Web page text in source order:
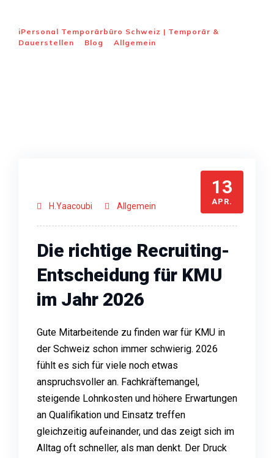
iPersonal Temporärbüro Schweiz | Temporär &
Dauerstellen
Blog Allgemein
13
APR.
H.Yaacoubi Allgemein
Die richtige Recruiting-
Entscheidung für KMU
im Jahr 2026
Gute Mitarbeitende zu finden war für KMU in
der Schweiz schon immer schwierig. 2026
fühlt es sich für viele noch etwas
anspruchsvoller an. Fachkräftemangel,
steigende Lohnkosten und höhere Erwartungen
an Qualifikation und Einsatz treffen
gleichzeitig aufeinander, und das zeigt sich im
Alltag oft schneller, als man denkt. Der Druck